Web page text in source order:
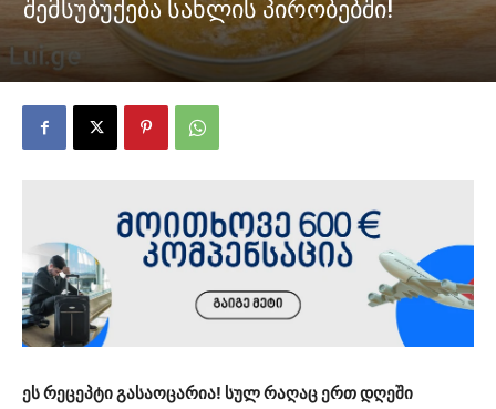
შემსუბუქება სახლის პირობებში!
ეს რეცეპტი გასაოცარია! სულ რაღაც ერთ დღეში